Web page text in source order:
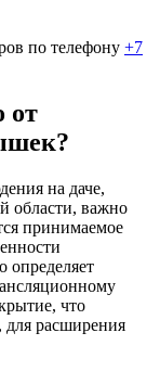
по телефону +7
от
на даче,
области, важно
принимаемое
определяет
что
для расширения